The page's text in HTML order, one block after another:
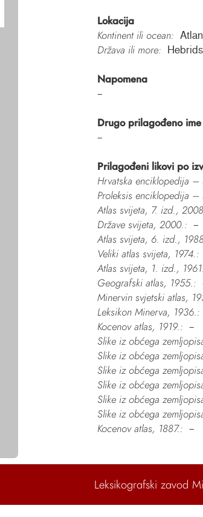
Lokacija
Kontinent ili ocean:
Država ili more:
Napomena
–
Drugo prilagođeno ime
–
Prilagođeni likovi po
Hrvatska enciklopedija –
Proleksis enciklopedija –
Atlas svijeta, 7. izd.,
Države svijeta, 2000.: –
Atlas svijeta, 6. izd.,
Veliki atlas svijeta, 1974.:
Atlas svijeta, 1. izd.,
Geografski atlas, 1955.:
Minervin svjetski atlas,
Leksikon Minerva, 1936.:
Kocenov atlas, 1919.: –
Slike iz obćega
Slike iz obćega
Slike iz obćega
Slike iz obćega
Slike iz obćega
Slike iz obćega
Kocenov atlas, 1887.: –
Leksikografski zavod